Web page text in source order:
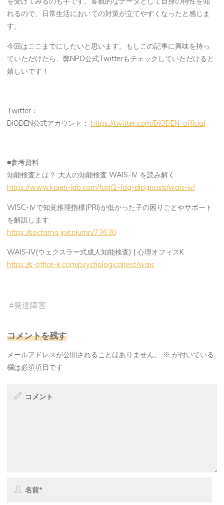
れるので、日常生活においての対策が立てやすくなったと感じま
す。
今回はここまでにしたいと思います。もしこの記事に興味を持っ
ていただけたら、弊NPO公式Twitterもチェックしていただけると
嬉しいです！
Twitter：
DiODEN公式アカウント：https://twitter.com/DiODEN_official
■参考資料
知能検査とは？ 大人の知能検査 WAIS-Ⅳ を読み解く
https://www.kaien-lab.com/faq/2-faq-diagnosis/wais-iv/
WISC-Ⅳで知覚推理指標(PRI)が低かった子の困りごとやサポート
を解説します
https://soctama.jp/column/73630
WAIS-IV(ウェクスラー式成人知能検査) | 心理オフィスK
https://s-office-k.com/psychologicaltest/wais
#発達障害
コメントを残す
メールアドレスが公開されることはありません。 ※ が付いている
欄は必須項目です